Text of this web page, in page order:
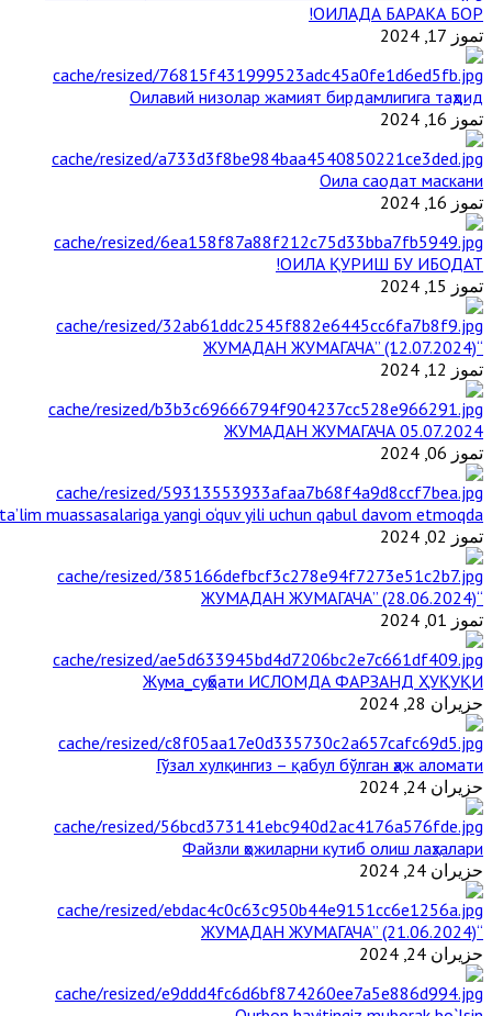
ОИЛАДА БАРАКА БОР!
تموز 17, 2024
Оилавий низолар жамият бирдамлигига таҳдид
تموز 16, 2024
Оила саодат маскани
تموز 16, 2024
ОИЛА ҚУРИШ БУ ИБОДАТ!
تموز 15, 2024
“ЖУМАДАН ЖУМАГАЧА” (12.07.2024)
تموز 12, 2024
ЖУМАДАН ЖУМАГАЧА 05.07.2024
تموز 06, 2024
muassasalariga yangi o‘quv yili uchun qabul davom etmoqda
تموز 02, 2024
“ЖУМАДАН ЖУМАГАЧА” (28.06.2024)
تموز 01, 2024
Жума_суҳбати ИСЛОМДА ФАРЗАНД ҲУҚУҚИ
حزيران 28, 2024
Гўзал хулқингиз – қабул бўлган ҳаж аломати
حزيران 24, 2024
Файзли ҳожиларни кутиб олиш лаҳзалари
حزيران 24, 2024
“ЖУМАДАН ЖУМАГАЧА” (21.06.2024)
حزيران 24, 2024